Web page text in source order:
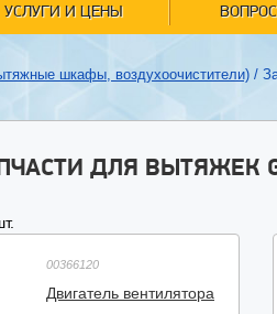
УСЛУГИ И ЦЕНЫ
шкафы, воздухоочистители) /
ДЛЯ ВЫТЯЖЕК
00366120
Двигатель вентилятора